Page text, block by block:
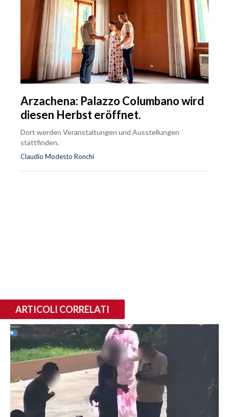
Arzachena: Palazzo Columbano wird
diesen Herbst eröffnet.
Dort werden Veranstaltungen und Ausstellungen
stattfinden.
Claudio Modesto Ronchi
ARTICOLI CORRELATI